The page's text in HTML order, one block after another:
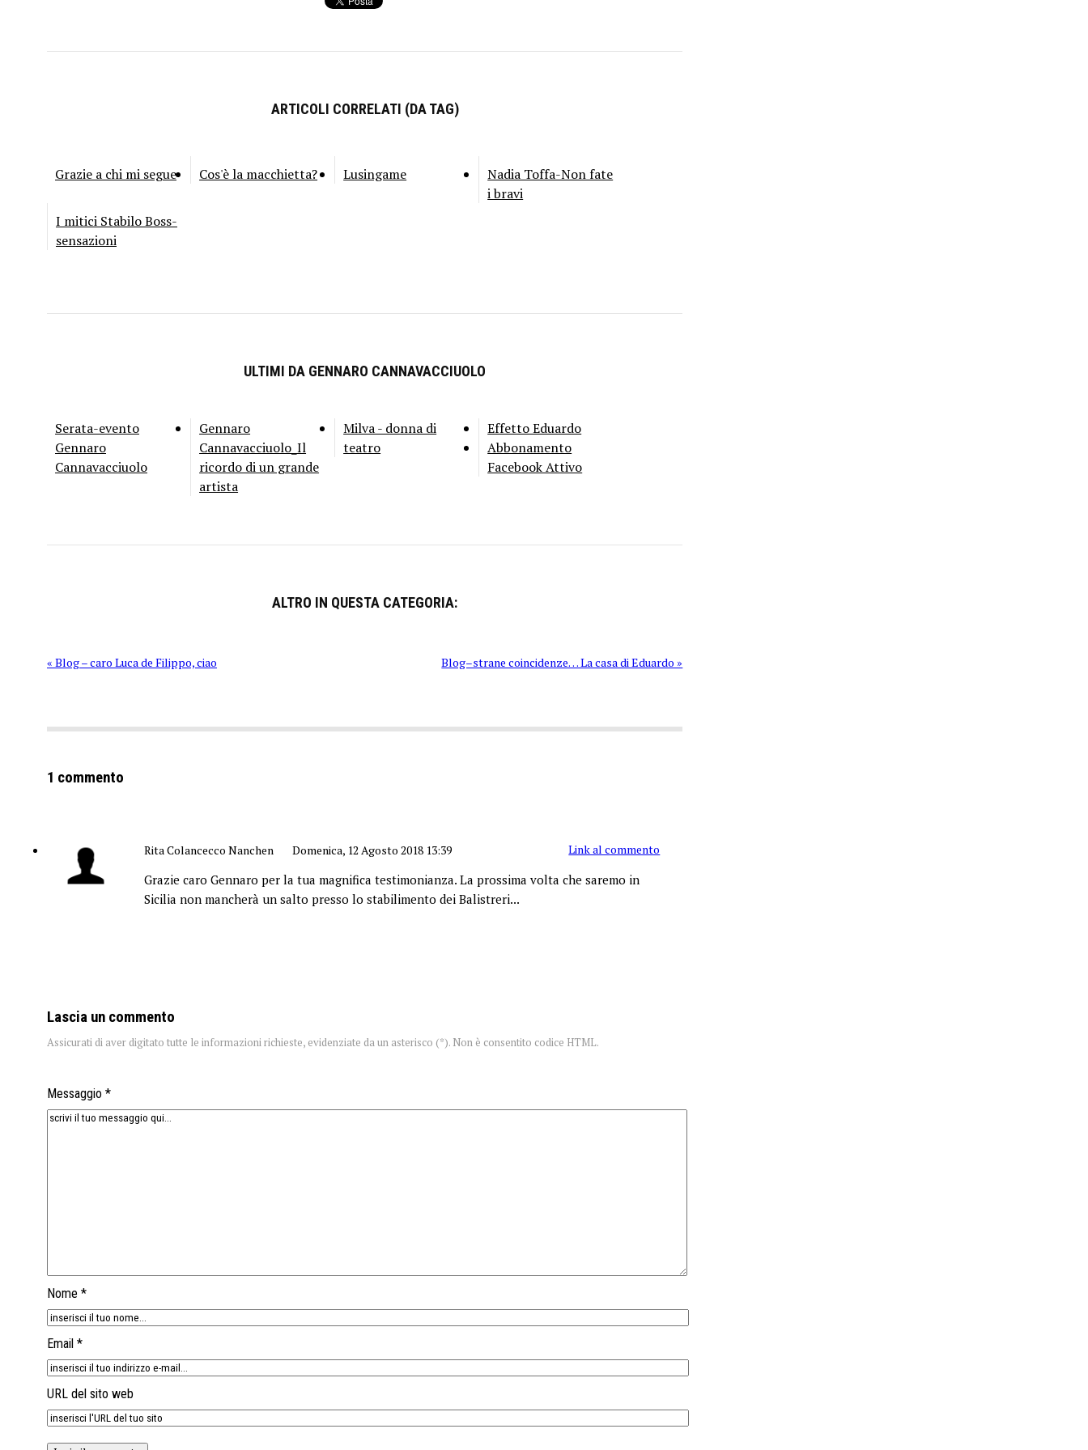
ARTICOLI CORRELATI (DA TAG)
Grazie a chi mi segue Cos'è la macchietta? Lusingame
Nadia Toffa-Non fate
i bravi
I mitici Stabilo Boss-
sensazioni
ULTIMI DA GENNARO CANNAVACCIUOLO
Serata-evento
Gennaro
Cannavacciuolo
Gennaro
Cannavacciuolo_Il
ricordo di un grande
artista
Milva - donna di
teatro
Effetto Eduardo
Abbonamento
Facebook Attivo
ALTRO IN QUESTA CATEGORIA:
« Blog – caro Luca de Filippo, ciao Blog–strane coincidenze… La casa di Eduardo »
1 commento
Rita Colancecco Nanchen Domenica, 12 Agosto 2018 13:39 Link al commento
Grazie caro Gennaro per la tua magnifica testimonianza. La prossima volta che saremo in
Sicilia non mancherà un salto presso lo stabilimento dei Balistreri...
Lascia un commento
Assicurati di aver digitato tutte le informazioni richieste, evidenziate da un asterisco (*). Non è consentito codice HTML.
Messaggio *
Nome *
Email *
URL del sito web